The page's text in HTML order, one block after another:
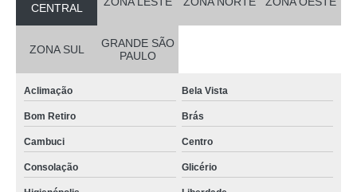
CENTRAL
ZONA SUL
GRANDE SÃO
PAULO
Aclimação Bela Vista
Bom Retiro Brás
Cambuci Centro
Consolação Glicério